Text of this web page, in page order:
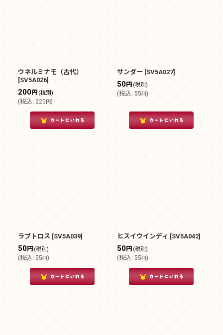
ウネルミナモ（古代）
[SV5A026]
200円 (税別)
(税込: 220円)
サンダー [SV5A027]
50円 (税別)
(税込: 55円)
ラブトロス [SV5A039]
50円 (税別)
(税込: 55円)
ヒスイウインディ [SV5A042]
50円 (税別)
(税込: 55円)